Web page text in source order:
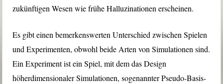
zukünftigen Wesen wie frühe Halluzinationen erscheinen.
Es gibt einen bemerkenswerten Unterschied zwischen Spielen
und Experimenten, obwohl beide Arten von Simulationen sind.
Ein Experiment ist ein Spiel, mit dem das Design
höherdimensionaler Simulationen, sogenannter Pseudo-Basis-